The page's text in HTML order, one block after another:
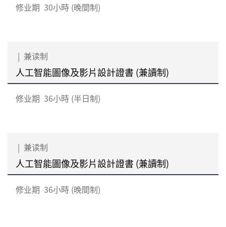
修业期 30小時 (晚間制)
| 兼读制
人工智能圖像及影片設計證書 (兼讀制)
修业期 36小時 (半日制)
| 兼读制
人工智能圖像及影片設計證書 (兼讀制)
修业期 36小時 (晚間制)